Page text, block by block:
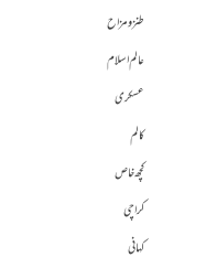
طنز و مزاح
عالم اسلام
عسکری
کالم
کچھ خاص
کراچی
کہانی